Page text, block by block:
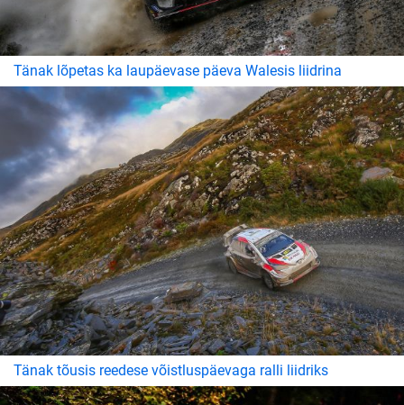
Tänak lõpetas ka laupäevase päeva Walesis liidrina
Tänak tõusis reedese võistluspäevaga ralli liidriks